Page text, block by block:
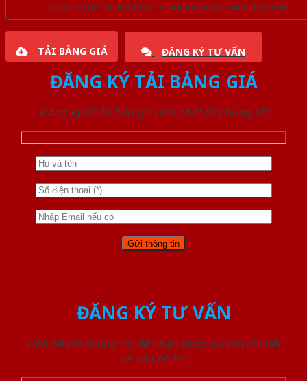
Nhiều ưu đãi lớn khi đăng ký tài khoản thành viên thân thiết
TẢI BẢNG GIÁ ĐĂNG KÝ TƯ VẤN
ĐĂNG KÝ TẢI BẢNG GIÁ
Đăng ký nhận báo giá mới nhất từ chúng tôi
ĐĂNG KÝ TƯ VẤN
Liên hệ với chúng tôi để nhận được tư vấn chi tiết
về sản phẩm